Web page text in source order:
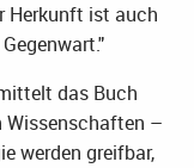
Herkunft ist auch
das Buch
Wissenschaften –
werden greifbar,